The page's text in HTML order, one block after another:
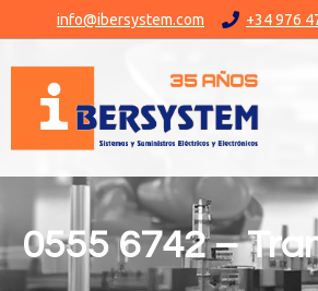
info@ibersystem.com +34 976
0555 6742 –